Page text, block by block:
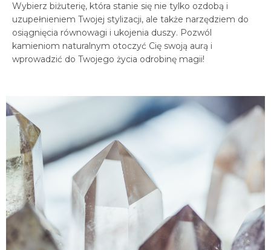
Wybierz biżuterię, która stanie się nie tylko ozdobą i
uzupełnieniem Twojej stylizacji, ale także narzędziem do
osiągnięcia równowagi i ukojenia duszy. Pozwól
kamieniom naturalnym otoczyć Cię swoją aurą i
wprowadzić do Twojego życia odrobinę magii!